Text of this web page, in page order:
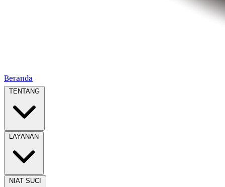
Beranda
TENTANG
LAYANAN
NIAT SUCI